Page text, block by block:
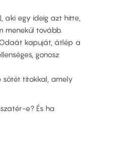
aki egy ideig azt hitte,
menekül tovább.
kapuját, átlép a
gonosz
sötét titokkal, amely
e? És ha